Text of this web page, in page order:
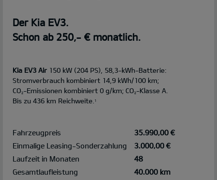
Der Kia EV3.
Schon ab 250,- € monatlich.
Kia EV3 Air 150 kW (204 PS), 58,3-kWh-Batterie:
Stromverbrauch kombiniert 14,9 kWh/100 km;
CO2-Emissionen kombiniert 0 g/km; CO2-Klasse A.
Bis zu 436 km Reichweite. 1
Fahrzeugpreis
35.990,00 €
Einmalige Leasing-Sonderzahlung
3.000,00 €
Laufzeit in Monaten
48
Gesamtlaufleistung
40.000 km